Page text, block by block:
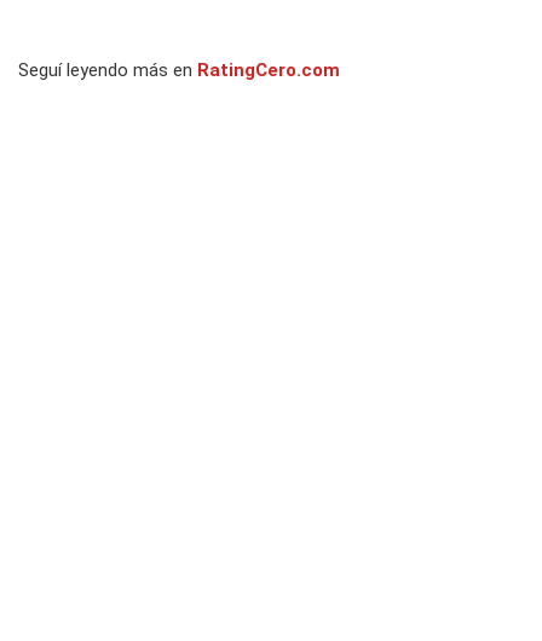
Seguí leyendo más en RatingCero.com